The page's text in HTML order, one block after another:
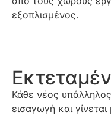
εξοπλισμένος.
Κάθε νέος
εισαγωγή και